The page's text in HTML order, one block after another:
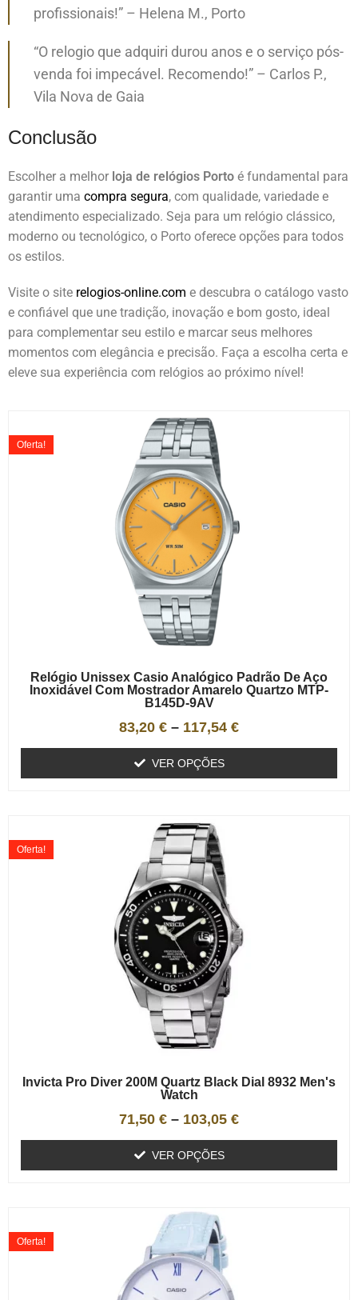
profissionais!” – Helena M., Porto
“O relogio que adquiri durou anos e o serviço pós-
venda foi impecável. Recomendo!” – Carlos P.,
Vila Nova de Gaia
Conclusão
Escolher a melhor loja de relógios Porto é fundamental para
garantir uma compra segura, com qualidade, variedade e
atendimento especializado. Seja para um relógio clássico,
moderno ou tecnológico, o Porto oferece opções para todos
os estilos.
Visite o site relogios-online.com e descubra o catálogo vasto
e confiável que une tradição, inovação e bom gosto, ideal
para complementar seu estilo e marcar seus melhores
momentos com elegância e precisão. Faça a escolha certa e
eleve sua experiência com relógios ao próximo nível!
Relógio Unissex Casio Analógico Padrão De Aço
Inoxidável Com Mostrador Amarelo Quartzo MTP-
B145D-9AV
Oferta!
83,20 € – 117,54 €
VER OPÇÕES
Invicta Pro Diver 200M Quartz Black Dial 8932 Men's
Watch
Oferta!
71,50 € – 103,05 €
VER OPÇÕES
Oferta!